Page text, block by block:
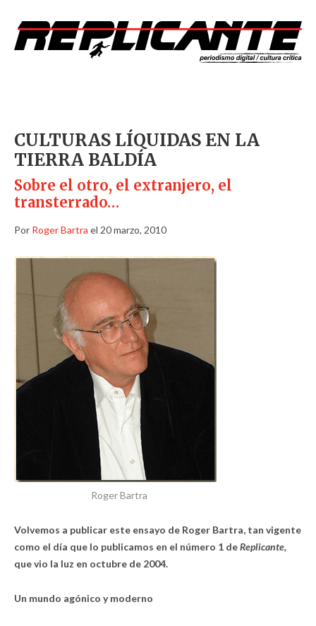
CULTURAS LÍQUIDAS EN LA
TIERRA BALDÍA
Sobre el otro, el extranjero, el
transterrado…
Por Roger Bartra el 20 marzo, 2010
Roger Bartra
Volvemos a publicar este ensayo de Roger Bartra, tan vigente
como el día que lo publicamos en el número 1 deReplicante,
que vio la luz en octubre de 2004.
Un mundo agónico y moderno